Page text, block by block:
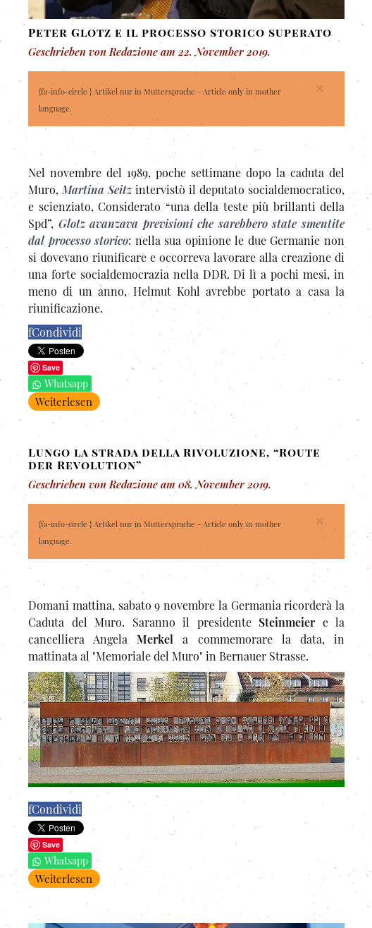
Peter Glotz e il processo storico superato
Geschrieben von Redazione am 22. November 2019.
×
{fa-info-circle } Artikel nur in Muttersprache - Article only in mother
language.
Nel novembre del 1989, poche settimane dopo la caduta del
Muro, Martina Seitzintervistò il deputato socialdemocratico,
e scienziato, Considerato “una della teste più brillanti della
Spd”, Glotz avanzava previsioni che sarebbero state smentite
dal processo storico: nella sua opinione le due Germanie non
si dovevano riunificare e occorreva lavorare alla creazione di
una forte socialdemocrazia nella DDR. Di lì a pochi mesi, in
meno di un anno, Helmut Kohl avrebbe portato a casa la
riunificazione.
fCondividi
Save
Whatsapp
Weiterlesen
Lungo la strada della Rivoluzione, “Route
der Revolution”
Geschrieben von Redazione am 08. November 2019.
×
{fa-info-circle } Artikel nur in Muttersprache - Article only in mother
language.
Domani mattina, sabato 9 novembre la Germania ricorderà la
Caduta del Muro. Saranno il presidente Steinmeiere la
cancelliera AngelaMerkel a commemorare la data, in
mattinata al "Memoriale del Muro" in Bernauer Strasse.
fCondividi
Save
Whatsapp
Weiterlesen